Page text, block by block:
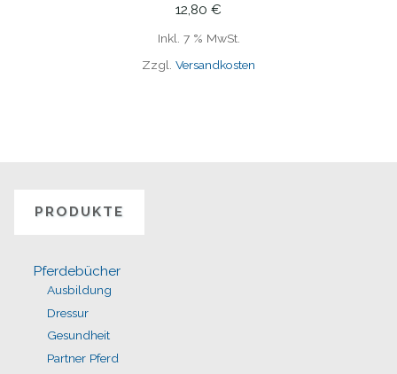
12,80 €
Inkl. 7 % MwSt.
Zzgl. Versandkosten
PRODUKTE
Pferdebücher
Ausbildung
Dressur
Gesundheit
Partner Pferd